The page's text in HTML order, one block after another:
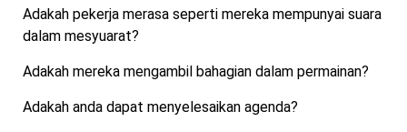
Adakah pekerja merasa seperti mereka mempunyai suara
dalam mesyuarat?
Adakah mereka mengambil bahagian dalam permainan?
Adakah anda dapat menyelesaikan agenda?